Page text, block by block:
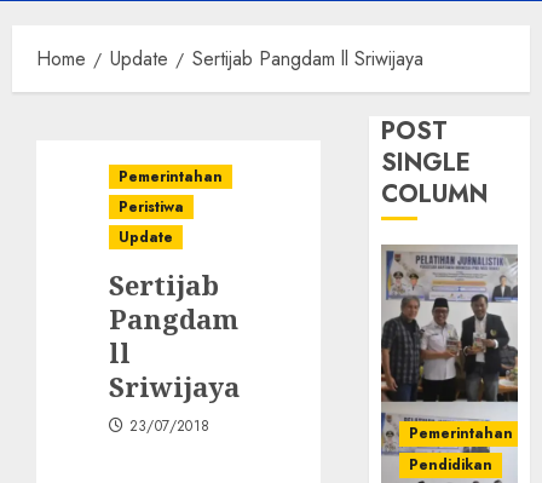
Home Update Sertijab Pangdam ll Sriwijaya
Pemerintahan
Peristiwa
Update
Sertijab
Pangdam
ll
Sriwijaya
23/07/2018
POST
SINGLE
COLUMN
Pemerintahan
Pendidikan